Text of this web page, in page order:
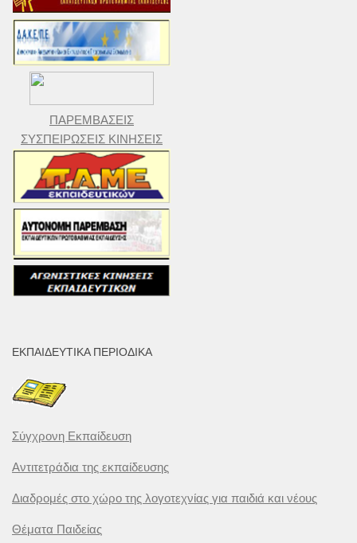
ΠΑΡΕΜΒΑΣΕΙΣ
ΣΥΣΠΕΙΡΩΣΕΙΣ ΚΙΝΗΣΕΙΣ
ΕΚΠΑΙΔΕΥΤΙΚΆ ΠΕΡΙΟΔΙΚΆ
Σύγχρονη Εκπαίδευση
Αντιτετράδια της εκπαίδευσης
Διαδρομές στο χώρο της λογοτεχνίας για παιδιά και νέους
Θέματα Παιδείας